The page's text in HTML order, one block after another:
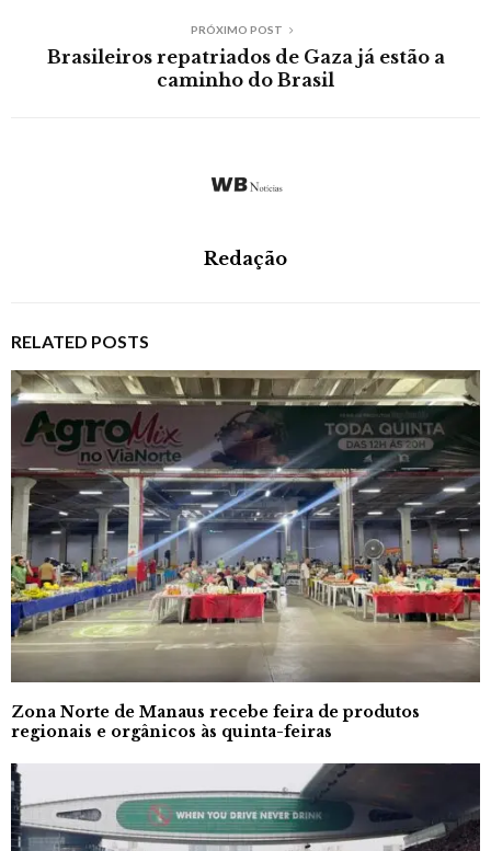
PRÓXIMO POST
Brasileiros repatriados de Gaza já estão a
caminho do Brasil
Redação
RELATED POSTS
Zona Norte de Manaus recebe feira de produtos
regionais e orgânicos às quinta-feiras